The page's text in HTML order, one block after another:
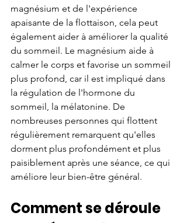
magnésium et de l'expérience
apaisante de la flottaison, cela peut
également aider à améliorer la qualité
du sommeil. Le magnésium aide à
calmer le corps et favorise un sommeil
plus profond, car il est impliqué dans
la régulation de l'hormone du
sommeil, la mélatonine. De
nombreuses personnes qui flottent
régulièrement remarquent qu'elles
dorment plus profondément et plus
paisiblement après une séance, ce qui
améliore leur bien-être général.
Comment se déroule